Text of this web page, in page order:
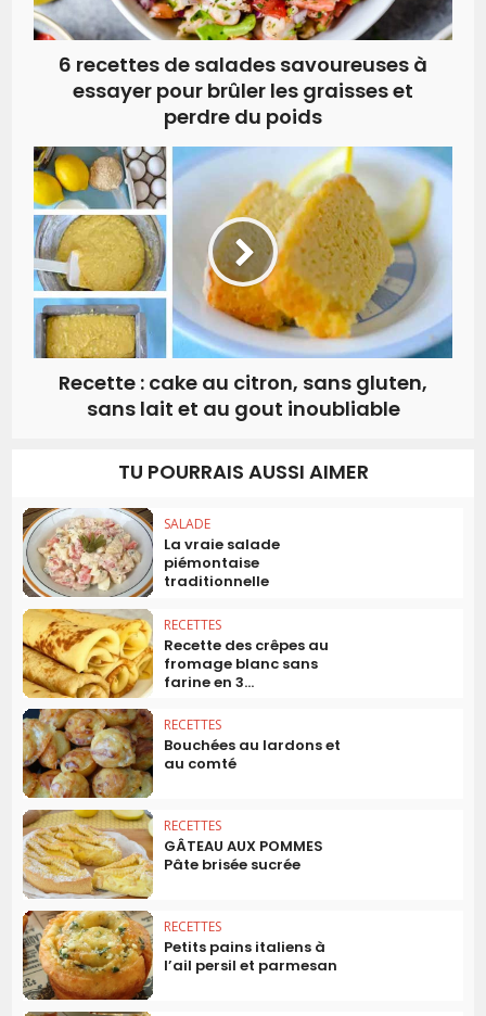
6 recettes de salades savoureuses à
essayer pour brûler les graisses et
perdre du poids
Recette : cake au citron, sans gluten,
sans lait et au gout inoubliable
TU POURRAIS AUSSI AIMER
SALADE
La vraie salade
piémontaise
traditionnelle
RECETTES
Recette des crêpes au
fromage blanc sans
farine en 3...
RECETTES
Bouchées au lardons et
au comté
RECETTES
GÂTEAU AUX POMMES
Pâte brisée sucrée
RECETTES
Petits pains italiens à
l’ail persil et parmesan